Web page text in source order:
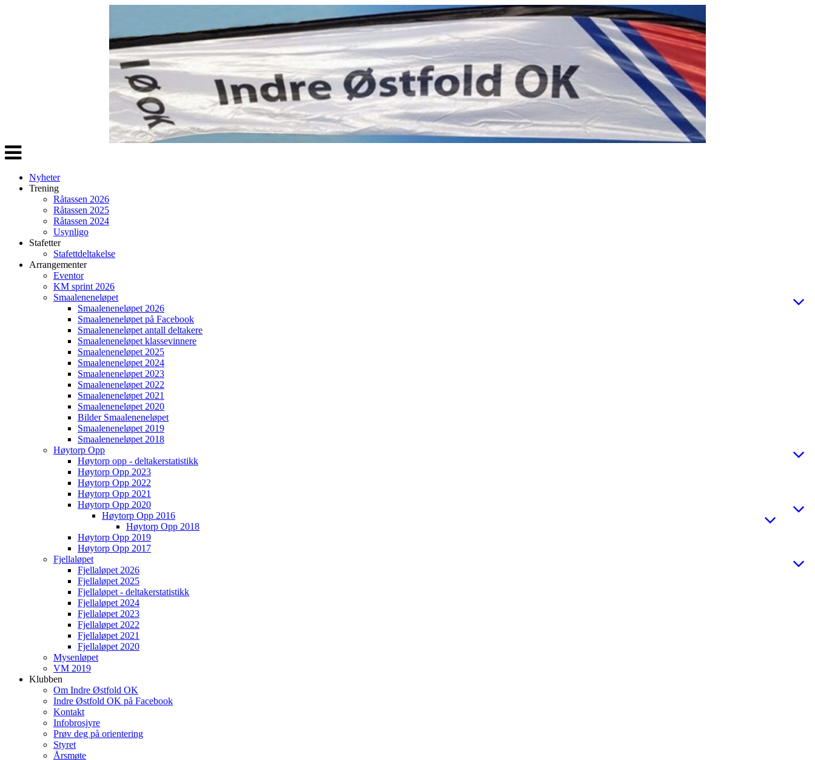
Veksle
navigasjon
Nyheter
Trening
Råtassen 2026
Råtassen 2025
Råtassen 2024
Usynligo
Stafetter
Stafettdeltakelse
Arrangementer
Eventor
KM sprint 2026
Smaaleneneløpet
Smaaleneneløpet 2026
Smaaleneneløpet på Facebook
Smaaleneneløpet antall deltakere
Smaaleneneløpet klassevinnere
Smaaleneneløpet 2025
Smaaleneneløpet 2024
Smaaleneneløpet 2023
Smaaleneneløpet 2022
Smaaleneneløpet 2021
Smaaleneneløpet 2020
Bilder Smaaleneneløpet
Smaaleneneløpet 2019
Smaaleneneløpet 2018
Høytorp Opp
Høytorp opp - deltakerstatistikk
Høytorp Opp 2023
Høytorp Opp 2022
Høytorp Opp 2021
Høytorp Opp 2020
Høytorp Opp 2016
Høytorp Opp 2018
Høytorp Opp 2019
Høytorp Opp 2017
Fjellaløpet
Fjellaløpet 2026
Fjellaløpet 2025
Fjellaløpet - deltakerstatistikk
Fjellaløpet 2024
Fjellaløpet 2023
Fjellaløpet 2022
Fjellaløpet 2021
Fjellaløpet 2020
Mysenløpet
VM 2019
Klubben
Om Indre Østfold OK
Indre Østfold OK på Facebook
Kontakt
Infobrosjyre
Prøv deg på orientering
Styret
Årsmøte